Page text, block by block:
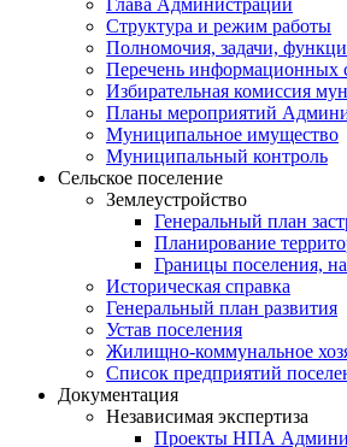
Глава Администрации
Структура и режим работы
Полномочия, задачи,
Перечень информационных
Избирательная комиссия
Планы мероприятий
Муниципальное имущество
Муниципальный контроль
Сельское поселение
Землеустройство
Генеральный план
Планирование
Границы поселения,
Историческая справка
Генеральный план развития
Устав поселения
Жилищно-коммунальное
Список предприятий
Документация
Независимая экспертиза
Проекты НПА